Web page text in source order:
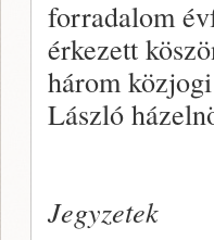
forradalom
érkezett
három
László
Jegyzetek